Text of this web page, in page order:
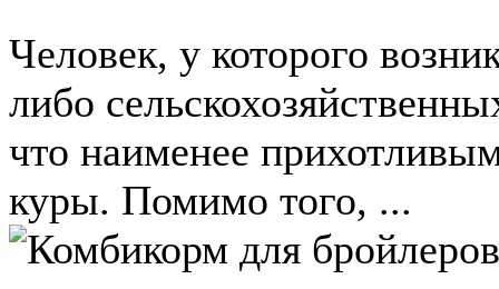
Человек, у которого
либо
что наименее
куры. Помимо того, ...